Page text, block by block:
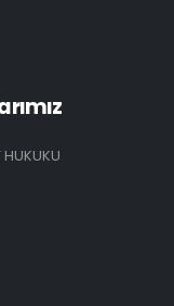
HUKUKU